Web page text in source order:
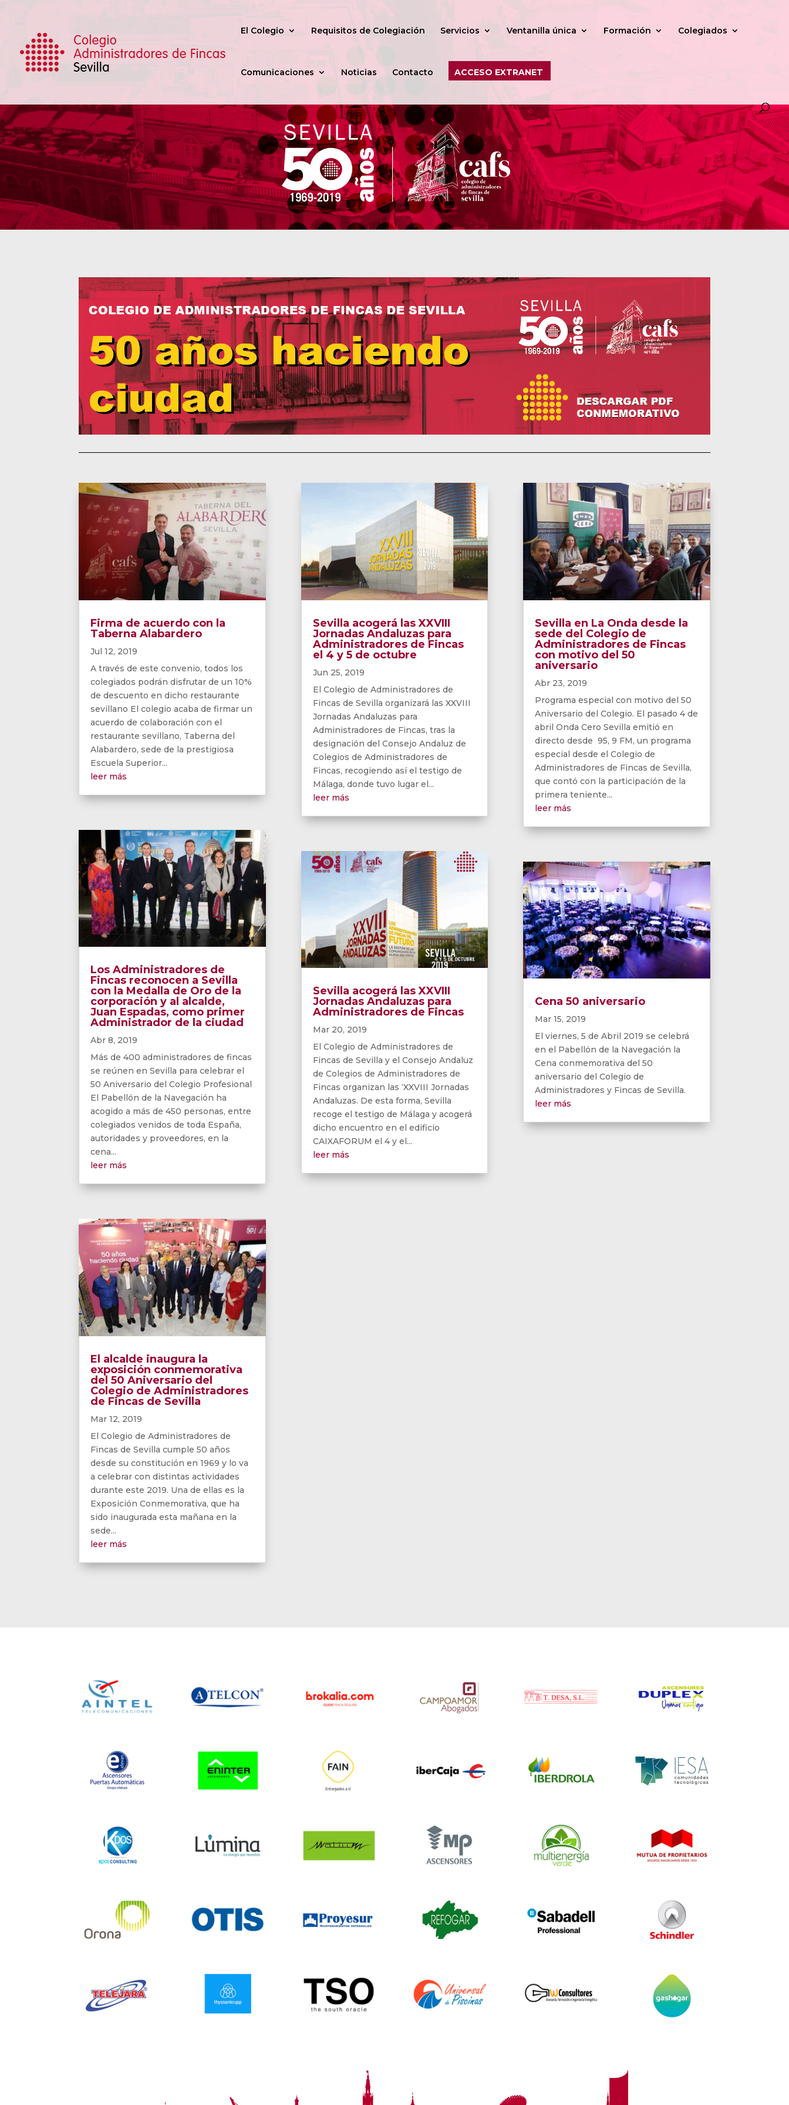
El Colegio Requisitos de Colegiación Servicios Ventanilla única Formación Colegiados
Comunicaciones Noticias Contacto ACCESO EXTRANET
Firma de acuerdo con la
Taberna Alabardero
Jul 12, 2019
A través de este convenio, todos los
colegiados podrán disfrutar de un 10%
de descuento en dicho restaurante
sevillano El colegio acaba de firmar un
acuerdo de colaboración con el
restaurante sevillano, Taberna del
Alabardero, sede de la prestigiosa
Escuela Superior...
leer más
Los Administradores de
Fincas reconocen a Sevilla
con la Medalla de Oro de la
corporación y al alcalde,
Juan Espadas, como primer
Administrador de la ciudad
Abr 8, 2019
Más de 400 administradores de fincas
se reúnen en Sevilla para celebrar el
50 Aniversario del Colegio Profesional
El Pabellón de la Navegación ha
acogido a más de 450 personas, entre
colegiados venidos de toda España,
autoridades y proveedores, en la
cena...
leer más
El alcalde inaugura la
exposición conmemorativa
del 50 Aniversario del
Colegio de Administradores
de Fincas de Sevilla
Mar 12, 2019
El Colegio de Administradores de
Fincas de Sevilla cumple 50 años
desde su constitución en 1969 y lo va
a celebrar con distintas actividades
durante este 2019. Una de ellas es la
Exposición Conmemorativa, que ha
sido inaugurada esta mañana en la
sede...
leer más
Sevilla acogerá las XXVIII
Jornadas Andaluzas para
Administradores de Fincas
el 4 y 5 de octubre
Jun 25, 2019
El Colegio de Administradores de
Fincas de Sevilla organizará las XXVIII
Jornadas Andaluzas para
Administradores de Fincas, tras la
designación del Consejo Andaluz de
Colegios de Administradores de
Fincas, recogiendo así el testigo de
Málaga, donde tuvo lugar el...
leer más
Sevilla acogerá las XXVIII
Jornadas Andaluzas para
Administradores de Fincas
Mar 20, 2019
El Colegio de Administradores de
Fincas de Sevilla y el Consejo Andaluz
de Colegios de Administradores de
Fincas organizan las ‘XXVIII Jornadas
Andaluzas. De esta forma, Sevilla
recoge el testigo de Málaga y acogerá
dicho encuentro en el edificio
CAIXAFORUM el 4 y el...
leer más
Sevilla en La Onda desde la
sede del Colegio de
Administradores de Fincas
con motivo del 50
aniversario
Abr 23, 2019
Programa especial con motivo del 50
Aniversario del Colegio. El pasado 4 de
abril Onda Cero Sevilla emitió en
directo desde 95, 9 FM, un programa
especial desde el Colegio de
Administradores de Fincas de Sevilla,
que contó con la participación de la
primera teniente...
leer más
Cena 50 aniversario
Mar 15, 2019
El viernes, 5 de Abril 2019 se celebrá
en el Pabellón de la Navegación la
Cena conmemorativa del 50
aniversario del Colegio de
Administradores y Fincas de Sevilla.
leer más